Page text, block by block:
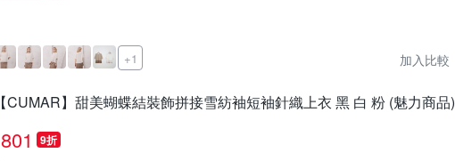
+1 加入比較
CUMAR】甜美蝴蝶結裝飾拼接雪紡袖短袖針織上衣 黑 白 粉 (魅力商品)
801 9折